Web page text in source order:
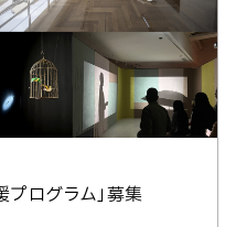
プログラム」募集